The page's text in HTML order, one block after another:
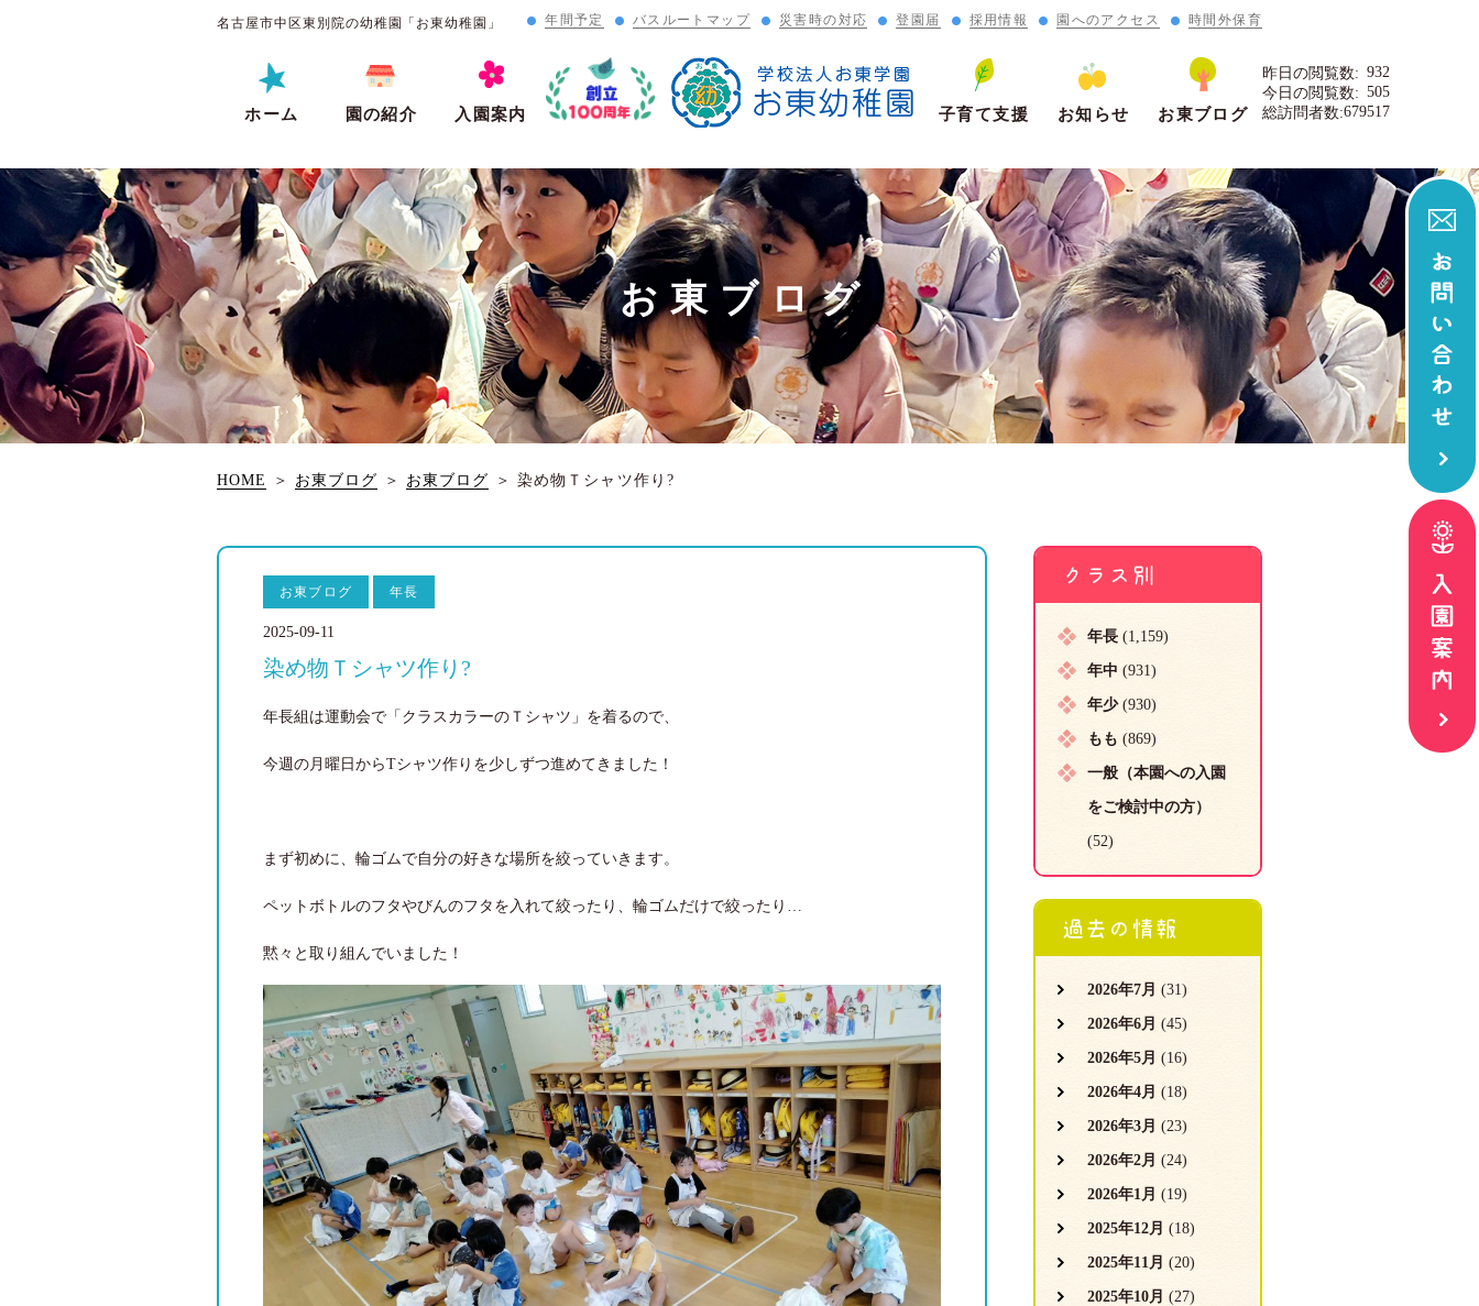
名古屋市中区東別院の幼稚園「お東幼稚園」 年間予定 バスルートマップ 災害時の対応 登園届 採用情報 園へのアクセス 時間外保育
ホーム 園の紹介 入園案内 子育て支援 お知らせ お東ブログ
932
昨日の閲覧数:
505
今日の閲覧数:
679517
総訪問者数:
お東ブログ
HOME ＞ お東ブログ ＞ お東ブログ ＞ 染め物Ｔシャツ作り?
お東ブログ 年長
2025-09-11
染め物Ｔシャツ作り?
年長組は運動会で「クラスカラーのＴシャツ」を着るので、
今週の月曜日からTシャツ作りを少しずつ進めてきました！
まず初めに、輪ゴムで自分の好きな場所を絞っていきます。
ペットボトルのフタやびんのフタを入れて絞ったり、輪ゴムだけで絞ったり…
黙々と取り組んでいました！
クラス別
年長 (1,159)
年中 (931)
年少(930)
もも (869)
一般（本園への入園
をご検討中の方）
(52)
過去の情報
2026年7月 (31)
2026年6月 (45)
2026年5月 (16)
2026年4月 (18)
2026年3月 (23)
2026年2月 (24)
2026年1月 (19)
2025年12月 (18)
2025年11月 (20)
2025年10月 (27)